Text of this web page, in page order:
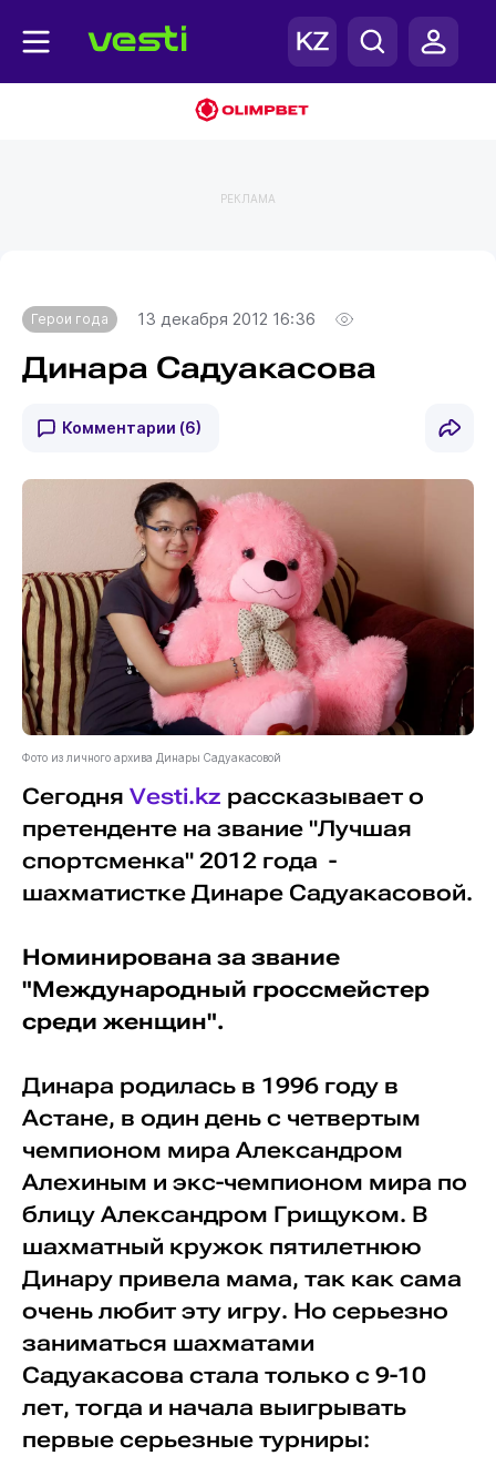
РЕКЛАМА
Герои года 13 декабря 2012 16:36
Динара Садуакасова
Комментарии (6)
Фото из личного архива Динары Садуакасовой
Сегодня Vesti.kz рассказывает о
претенденте на звание "Лучшая
спортсменка" 2012 года -
шахматистке Динаре Садуакасовой.
Номинирована за звание
"Международный гроссмейстер
среди женщин".
Динара родилась в 1996 году в
Астане, в один день с четвертым
чемпионом мира Александром
Алехиным и экс-чемпионом мира по
блицу Александром Грищуком. В
шахматный кружок пятилетнюю
Динару привела мама, так как сама
очень любит эту игру. Но серьезно
заниматься шахматами
Садуакасова стала только с 9-10
лет, тогда и начала выигрывать
первые серьезные турниры: